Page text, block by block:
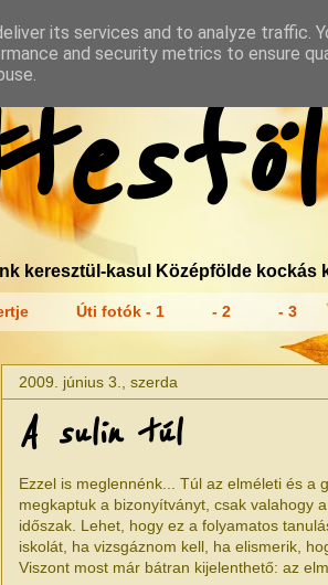
keresztül-kasul Középfölde kockás
Úti fotók - 1 - 2 - 3
2009. június 3., szerda
A sulin túl
Ezzel is meglennénk... Túl az elméleti és a
megkaptuk a bizonyítványt, csak valahogy
időszak. Lehet, hogy ez a folyamatos
iskolát, ha vizsgáznom kell, ha elismerik,
Viszont most már bátran kijelenthető: az
its services and to analyze traffic.
and security metrics to ensure